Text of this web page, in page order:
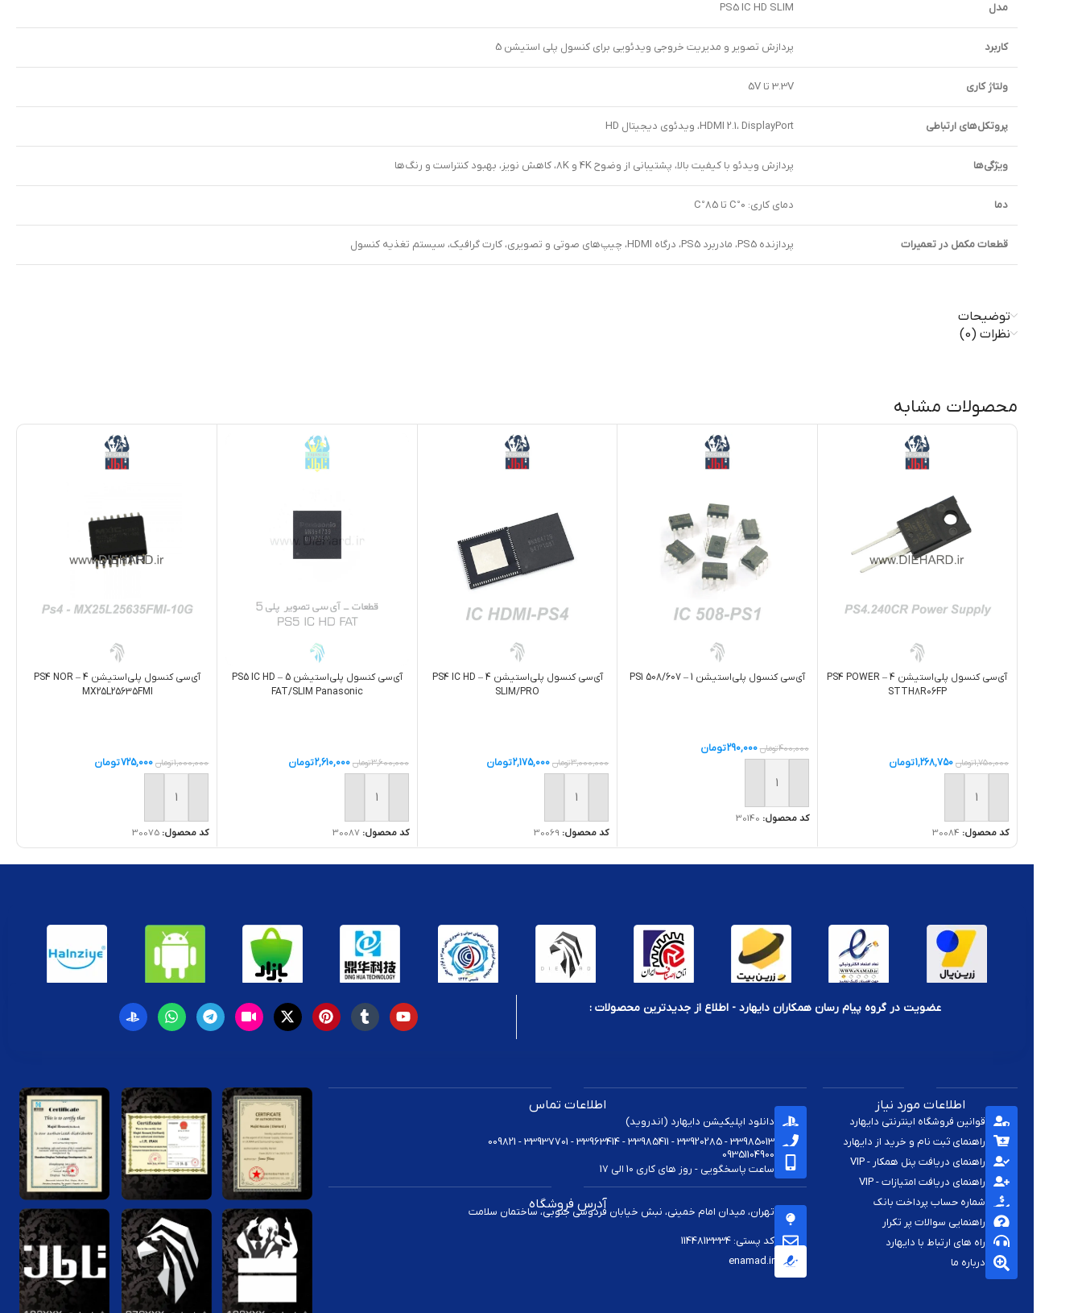
مدل PS5 IC HD SLIM
کاربرد پردازش تصویر و مدیریت خروجی ویدئویی برای کنسول پلی استیشن 5
ولتاژ کاری 3.3V تا 5V
پروتکل‌های ارتباطی HDMI 2.1، DisplayPort، ویدئوی دیجیتال HD
ویژگی‌ها پردازش ویدئو با کیفیت بالا، پشتیبانی از وضوح 4K و 8K، کاهش نویز، بهبود کنتراست و رنگ‌ها
دما دمای کاری: 0°C تا 85°C
قطعات مکمل در تعمیرات پردازنده PS5، مادربرد PS5، درگاه HDMI، چیپ‌های صوتی و تصویری، کارت گرافیک، سیستم تغذیه کنسول
توضیحات
نظرات (0)
محصولات مشابه
آی‌سی کنسول پلی‌استیشن 4 – PS4 POWER
STTH8R06FP
1,750,000تومان 1,268,750تومان
افزودن به سبد خرید
کد محصول: 30084
آی‌سی کنسول پلی‌استیشن 1 – PS1 508/607
400,000تومان 290,000تومان
افزودن به سبد خرید
کد محصول: 30140
آی‌سی کنسول پلی‌استیشن 4 – PS4 IC HD
SLIM/PRO
3,000,000تومان 2,175,000تومان
افزودن به سبد خرید
کد محصول: 30069
آی‌سی کنسول پلی‌استیشن 5 – PS5 IC HD
FAT/SLIM Panasonic
3,600,000تومان 2,610,000تومان
افزودن به سبد خرید
کد محصول:30087
آی‌سی کنسول پلی‌استیشن 4 – PS4 NOR
MX25L25635FMI
1,000,000تومان 725,000تومان
افزودن به سبد خرید
کد محصول: 30075
عضویت در گروه پیام رسان همکاران دایهارد - اطلاع از جدیدترین محصولات :
اطلاعات مورد نیاز
قوانین فروشگاه اینترنتی دایهارد
راهنمای ثبت نام و خرید از دایهارد
راهنمای دریافت پنل همکار - VIP
راهنمای دریافت امتیازات - VIP
شماره حساب پرداخت بانک
راهنمایی سوالات پر تکرار
راه های ارتباط با دایهارد
درباره ما
اطلاعات تماس
دانلود اپلیکیشن دایهارد (اندروید)
33985013 - 33920285 - 33985411 - 33963414 - 33937701 - 009821
09351104900
ساعت پاسخگویی - روز های کاری 10 الی 17
آدرس فروشگاه
تهران، میدان امام خمینی، نبش خیابان فردوسی جنوبی، ساختمان سلامت
کد پستی: 1144813334
enamad.ir